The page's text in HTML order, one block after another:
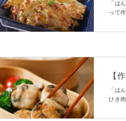
「は
って
って
【
ね
「は
ひき
当の